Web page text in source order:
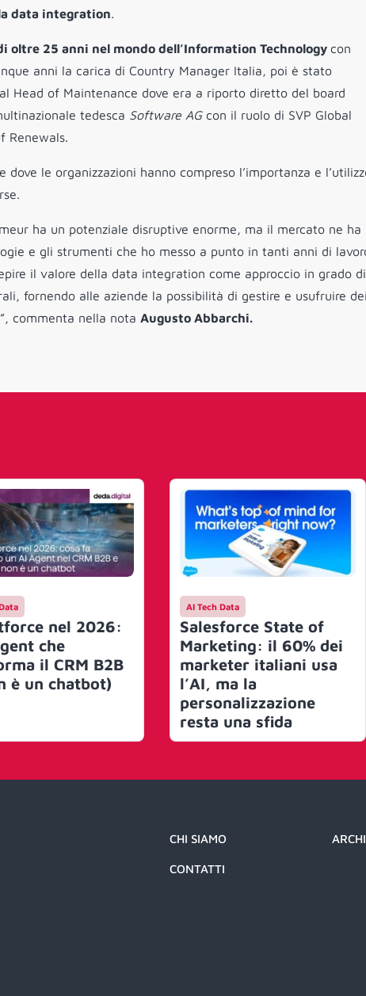
data integration.
oltre 25 anni nel mondo dell’Information Technology con
anni la carica di Country Manager Italia, poi è stato
Head of Maintenance dove era a riporto diretto del board
tedesca Software AGcon il ruolo di SVP Global
Renewals.
le organizzazioni hanno compreso l’importanza e
ha un potenziale disruptive enorme, ma il mercato ne ha
e gli strumenti che ho messo a punto in tanti anni di
il valore della data integration come approccio in grado di
fornendo alle aziende la possibilità di gestire e usufruire dei
commenta nella nota Augusto Abbarchi.
nel 2026:
che
il CRM B2B
è un chatbot)
AI Tech Data
Salesforce State of
Marketing: il 60% dei
marketer italiani usa
l’AI, ma la
personalizzazione
resta una sfida
CHI SIAMO
CONTATTI